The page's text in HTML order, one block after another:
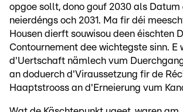
opgoe sollt, dono gouf 2030 als Datum
neierdéngs och 2031. Ma fir déi
Housen dierft souwisou deen éischten
Contournement dee wichtegste sinn. E
d'Uertschaft nämlech vum
an doduerch d'Viraussetzung fir de
Haaptstrooss an d'Erneierung vum